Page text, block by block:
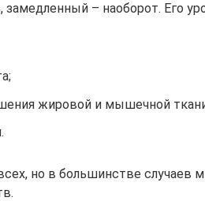
замедленный – наоборот. Его
жировой и мышечной
но в большинстве